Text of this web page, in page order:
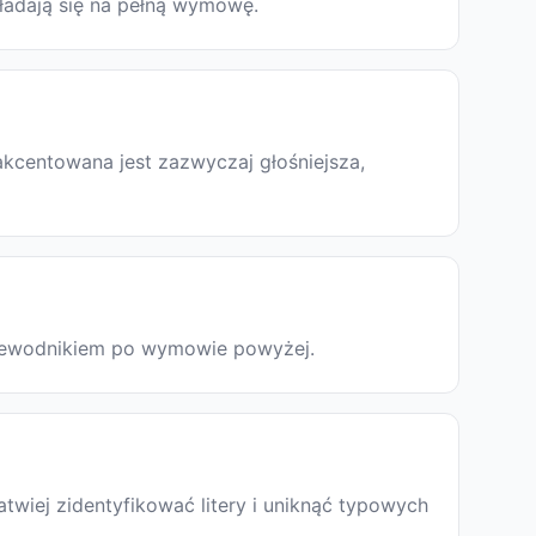
się na pełną wymowę.
jest zazwyczaj głośniejsza,
po wymowie powyżej.
zidentyfikować litery i uniknąć typowych